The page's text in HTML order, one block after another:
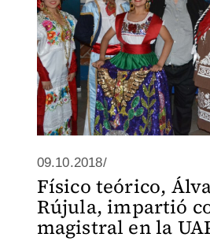
09.10.2018/
Físico teórico,
Rújula, impartió
magistral en la